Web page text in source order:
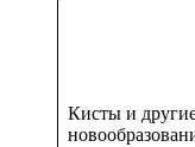
Кисты и